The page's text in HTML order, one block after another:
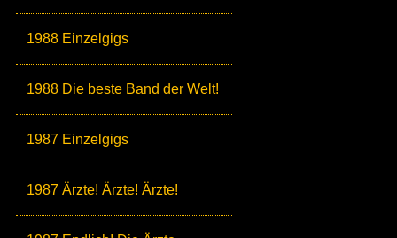
1988 Einzelgigs
1988 Die beste Band der Welt!
1987 Einzelgigs
1987 Ärzte! Ärzte! Ärzte!